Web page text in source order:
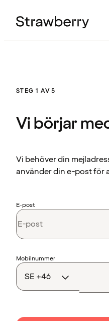
STEG 1 AV 5
Vi börjar
Vi behöver din
använder din e-post för
E-post
Landskod
Mobilnummer